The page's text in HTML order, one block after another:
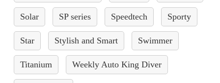
Solar SP series Speedtech Sporty
Star Stylish and Smart Swimmer
Titanium Weekly Auto King Diver